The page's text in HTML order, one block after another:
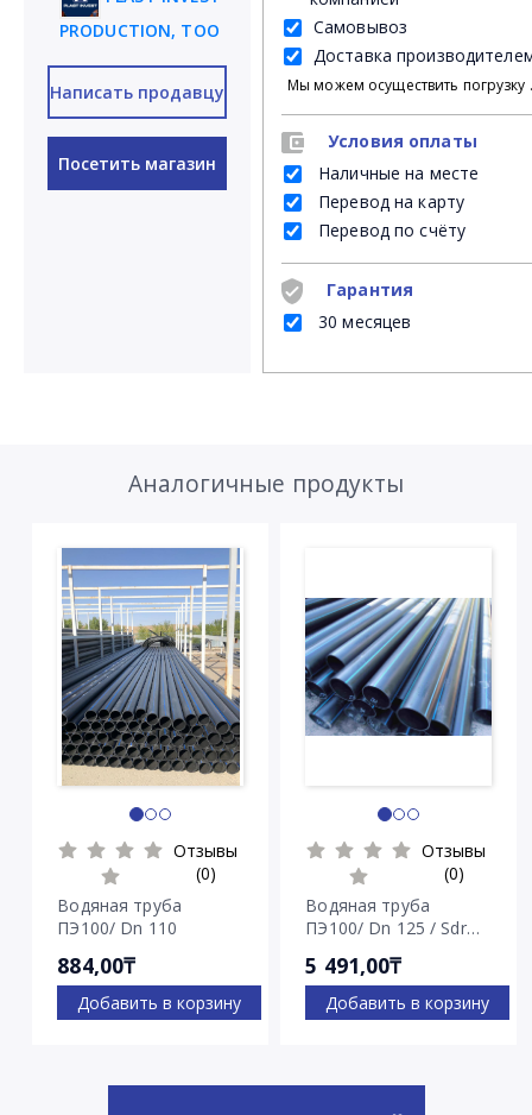
PRODUCTION, ТОО
Написать продавцу
Посетить магазин
Самовывоз
Доставка
Мы можем осуществить погрузку
Условия оплаты
Наличные на месте
Перевод на карту
Перевод по счёту
Гарантия
30 месяцев
Аналогичные продукты
Отзывы
(0)
Водяная труба
ПЭ100/ Dn 110
884,00₸
Добавить в корзину
Отзывы
(0)
Водяная труба
ПЭ100/ Dn 125 / Sdr
5 491,00₸
Добавить в корзину